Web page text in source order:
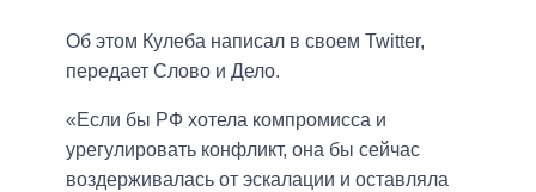
Об этом Кулеба написал в своем Twitter,
передает Слово и Дело.
«Если бы РФ хотела компромисса и
урегулировать конфликт, она бы сейчас
воздерживалась от эскалации и оставляла